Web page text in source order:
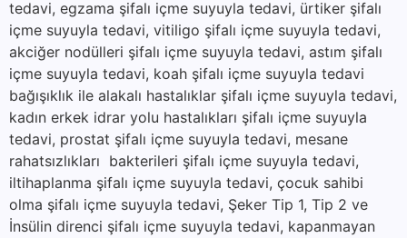
tedavi, egzama şifalı içme suyuyla tedavi, ürtiker şifalı
içme suyuyla tedavi, vitiligo şifalı içme suyuyla tedavi,
akciğer nodülleri şifalı içme suyuyla tedavi, astım şifalı
içme suyuyla tedavi, koah şifalı içme suyuyla tedavi
bağışıklık ile alakalı hastalıklar şifalı içme suyuyla tedavi,
kadın erkek idrar yolu hastalıkları şifalı içme suyuyla
tedavi, prostat şifalı içme suyuyla tedavi, mesane
rahatsızlıkları bakterileri şifalı içme suyuyla tedavi,
iltihaplanma şifalı içme suyuyla tedavi, çocuk sahibi
olma şifalı içme suyuyla tedavi, Şeker Tip 1, Tip 2 ve
İnsülin direnci şifalı içme suyuyla tedavi, kapanmayan